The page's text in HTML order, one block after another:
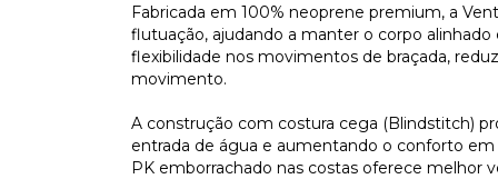
Fabricada em 100% neoprene premium, a
flutuação, ajudando a manter o corpo
flexibilidade nos movimentos de braçada,
movimento.
A construção com costura cega (Blindstitch)
entrada de água e aumentando o conforto
PK emborrachado nas costas oferece melhor